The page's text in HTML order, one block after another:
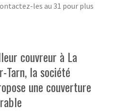
les au 31 pour plus
couvreur à La
Tarn, la société
une couverture